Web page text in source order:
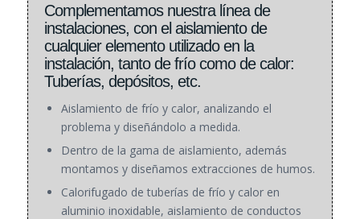
Complementamos nuestra línea de
instalaciones, con el aislamiento de
cualquier elemento utilizado en la
instalación, tanto de frío como de calor:
Tuberías, depósitos, etc.
Aislamiento de frío y calor, analizando el
problema y diseñándolo a medida.
Dentro de la gama de aislamiento, además
montamos y diseñamos extracciones de humos.
Calorifugado de tuberías de frío y calor en
aluminio inoxidable, aislamiento de conductos